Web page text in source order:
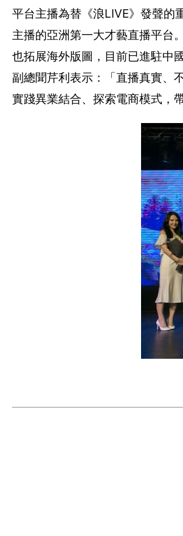
平台主播為替《浪LIVE》發聲的
主播的亞洲第一大才藝直播平台
也拓展海外版圖，目前已進駐中
副總聞芹利表示：「直播真實、
實踐異業結合、探索電商模式，